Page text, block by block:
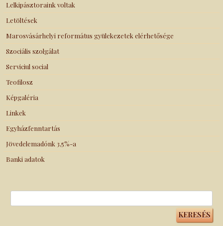
Lelkipásztoraink voltak
Letöltések
Marosvásárhelyi református gyülekezetek elérhetősége
Szociális szolgálat
Serviciul social
Teofilosz
Képgaléria
Linkek
Egyházfenntartás
Jövedelemadónk 3,5%-a
Banki adatok